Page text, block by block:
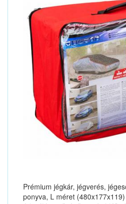
Prémium jégkár, jégverés,
ponyva, L méret (480x177x119)